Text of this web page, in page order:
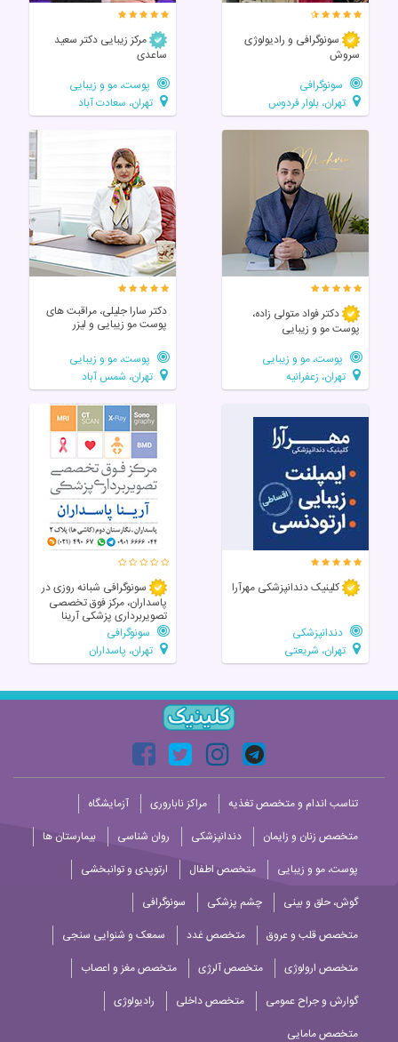
سونوگرافی و رادیولوژی
سروش
سونوگرافی
تهران، بلوار فردوس
مرکز زیبایی دکتر سعید
ساعدی
پوست، مو و زیبایی
تهران، سعادت آباد
دکتر فواد متولی زاده،
پوست مو و زیبایی
پوست، مو و زیبایی
تهران، زعفرانیه
دکتر سارا جلیلی، مراقبت های
پوست مو زیبایی و لیزر
پوست، مو و زیبایی
تهران، شمس آباد
کلینیک دندانپزشکی مهرآرا
دندانپزشکی
تهران، شریعتی
سونوگرافی شبانه روزی در
پاسداران، مرکز فوق تخصصی
تصویربرداری پزشکی آرینا
سونوگرافی
تهران، پاسداران
تناسب اندام و متخصص تغذیه مراکز ناباروری
آزمایشگاه
متخصص زنان و زایمان
دندانپزشکی روان شناسی
بیمارستان ها
پوست، مو و زیبایی
متخصص اطفال
ارتوپدی و توانبخشی
گوش، حلق و بینی
چشم پزشکی
سونوگرافی
متخصص قلب و عروق
متخصص غدد
سمعک و شنوایی سنجی
متخصص ارولوژی
متخصص آلرژی
متخصص مغز و اعصاب
گوارش و جراح عمومی
متخصص داخلی
رادیولوژی
متخصص مامایی